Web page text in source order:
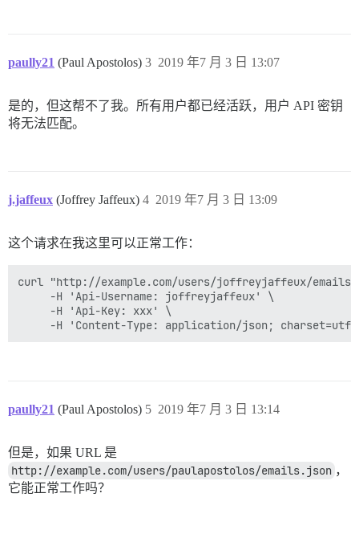
paully21 (Paul Apostolos) 2019 年7 月 3 日 13:07
3
是的，但这帮不了我。所有用户都已经活跃，用户 API 密钥
将无法匹配。
j.jaffeux (Joffrey Jaffeux) 2019 年7 月 3 日 13:09
4
这个请求在我这里可以正常工作：
curl "http://example.com/users/joffreyjaffeux/
     -H 'Api-Username: joffreyjaffeux' \
     -H 'Api-Key: xxx' \
paully21 (Paul Apostolos) 2019 年7 月 3 日 13:14
5
但是，如果 URL 是
http://example.com/users/paulapostolos/emails.json ，
它能正常工作吗？